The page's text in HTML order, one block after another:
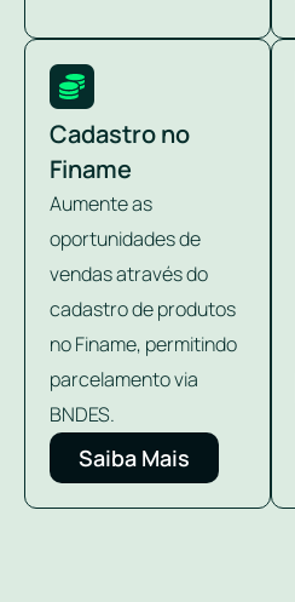
Cadastro no
Finame
Aumente as
oportunidades de
vendas através do
cadastro de produtos
no Finame, permitindo
parcelamento via
BNDES.
Saiba Mais